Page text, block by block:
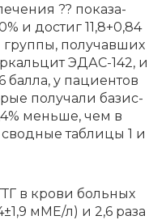
?? по­ка­за­
и до­стиг 11,8+0,84
груп­пы, по­лу­чав­ших
ЭДАС-142, и
бал­ла, у па­ци­ен­тов
по­лу­ча­ли ба­зис­
мень­ше, чем в
таблицы 1 и
в кро­ви боль­ных
мМЕ/л) и 2,6 ра­за